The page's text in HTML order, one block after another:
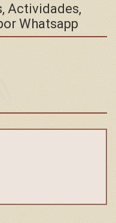
Actividades,
Whatsapp